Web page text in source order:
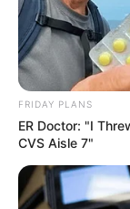
FRIDAY PLANS
ER Doctor: "I
CVS Aisle 7"